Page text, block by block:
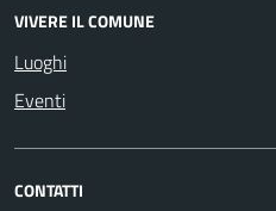
VIVERE IL COMUNE
Luoghi
Eventi
CONTATTI